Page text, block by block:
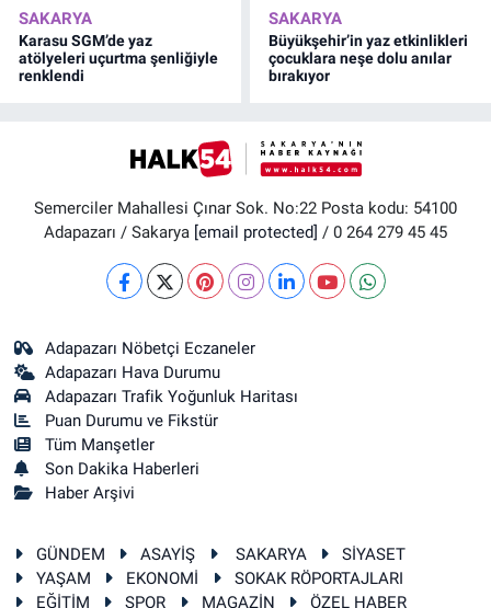
SAKARYA
Karasu SGM’de yaz
atölyeleri uçurtma şenliğiyle
renklendi
SAKARYA
Büyükşehir’in yaz etkinlikleri
çocuklara neşe dolu anılar
bırakıyor
Semerciler Mahallesi Çınar Sok. No:22 Posta kodu: 54100
Adapazarı / Sakarya [email protected] / 0 264 279 45 45
Adapazarı Nöbetçi Eczaneler
Adapazarı Hava Durumu
Adapazarı Trafik Yoğunluk Haritası
Puan Durumu ve Fikstür
Tüm Manşetler
Son Dakika Haberleri
Haber Arşivi
GÜNDEM ASAYİŞ SAKARYA
SİYASET
YAŞAM
EKONOMİ
SOKAK RÖPORTAJLARI
EĞİTİM
SPOR MAGAZİN ÖZEL HABER